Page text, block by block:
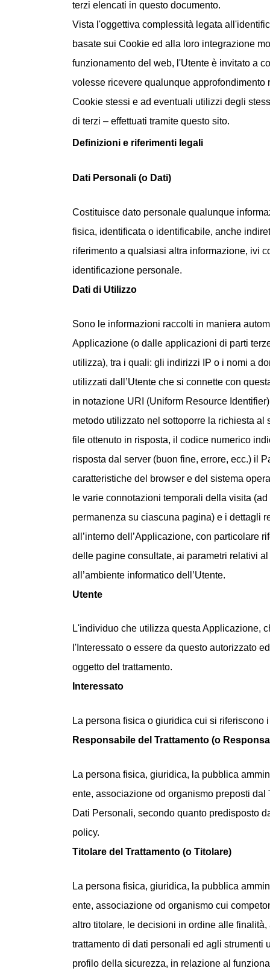
terzi elencati in questo documento.
Vista l'oggettiva complessità legata
basate sui Cookie ed alla loro integrazione
funzionamento del web, l'Utente è invitato a
volesse ricevere qualunque approfondimento
Cookie stessi e ad eventuali utilizzi degli
di terzi – effettuati tramite questo sito.
Definizioni e riferimenti legali
Dati Personali (o Dati)
Costituisce dato personale qualunque
fisica, identificata o identificabile, anche
riferimento a qualsiasi altra informazione, ivi
identificazione personale.
Dati di Utilizzo
Sono le informazioni raccolti in maniera
Applicazione (o dalle applicazioni di parti
utilizza), tra i quali: gli indirizzi IP o i nomi a
utilizzati dall’Utente che si connette con
in notazione URI (Uniform Resource
metodo utilizzato nel sottoporre la richiesta al
file ottenuto in risposta, il codice numerico
risposta dal server (buon fine, errore, ecc.) il
caratteristiche del browser e del sistema
le varie connotazioni temporali della visita
permanenza su ciascuna pagina) e i dettagli
all’interno dell’Applicazione, con particolare
delle pagine consultate, ai parametri relativi
all’ambiente informatico dell’Utente.
Utente
L'individuo che utilizza questa Applicazione,
l'Interessato o essere da questo autorizzato
oggetto del trattamento.
Interessato
La persona fisica o giuridica cui si riferiscono
Responsabile del Trattamento (o
La persona fisica, giuridica, la pubblica
ente, associazione od organismo preposti dal
Dati Personali, secondo quanto predisposto
policy.
Titolare del Trattamento (o Titolare)
La persona fisica, giuridica, la pubblica
ente, associazione od organismo cui
altro titolare, le decisioni in ordine alle
trattamento di dati personali ed agli strumenti
profilo della sicurezza, in relazione al